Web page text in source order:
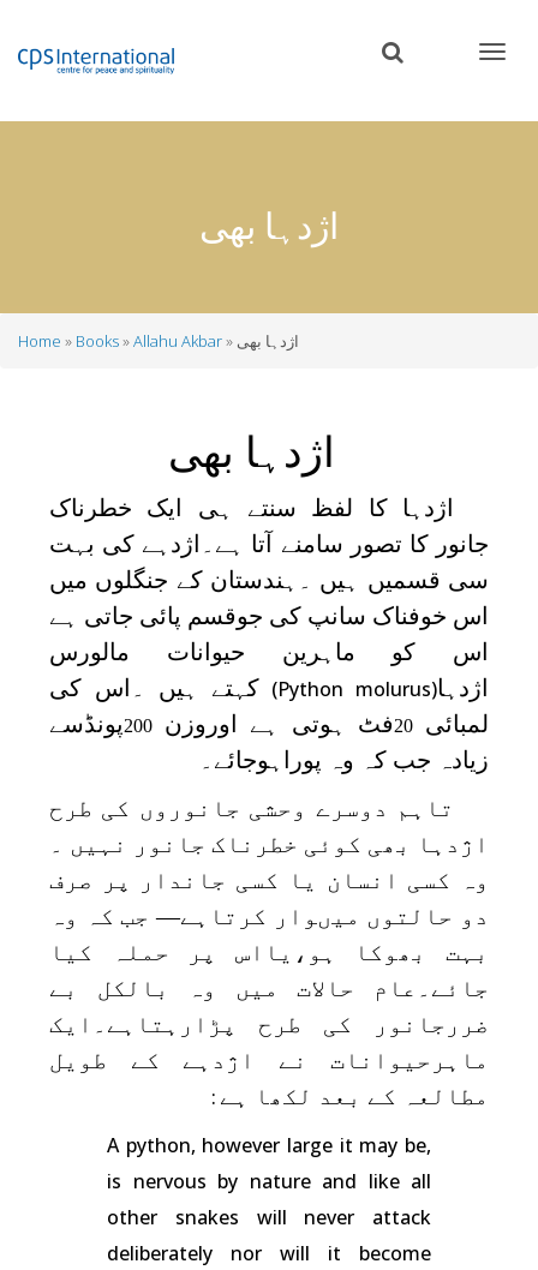
content
اژدہا بھی
Home Books Allahu Akbar اژدہا بھی
اژدہا بھی
اژدہا کا لفظ سنتے ہی ایک خطرناک
جانور کا تصور سامنے آتا ہے۔اژدہے کی بہت
سی قسمیں ہیں ۔ہندستان کے جنگلوں میں
اس خوفناک سانپ کی جوقسم پائی جاتی ہے
اس کو ماہرین حیوانات مالورس
اژدہا(Python molurus) کہتے ہیں ۔اس کی
لمبائی20فٹ ہوتی ہے اوروزن 200پونڈسے
زیادہ جب کہ وہ پوراہوجائے۔
تاہم دوسرے وحشی جانوروں کی طرح
اژدہا بھی کوئی خطرناک جانور نہیں ۔
وہ کسی انسان یا کسی جاندار پر صرف
دو حالتوں میںوار کرتاہے— جب کہ وہ
بہت بھوکا ہو،یااس پر حملہ کیا
جائے۔عام حالات میں وہ بالکل بے
ضررجانور کی طرح پڑارہتاہے۔ایک
ماہرحیوانات نے اژدہے کے طویل
مطالعہ کے بعد لکھا ہے :
A python, however large it may be,
is nervous by nature and like all
other snakes will never attack
deliberately nor will it become